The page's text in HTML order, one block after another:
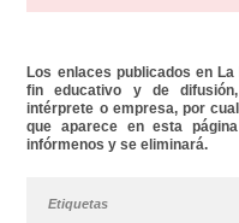
Los enlaces publicados en
fin educativo y de
intérprete o empresa, por
que aparece en esta
infórmenos y se eliminará.
Etiquetas